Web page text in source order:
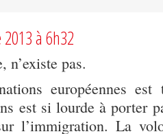
à 6h32
n’existe pas.
européennes
est si lourde à porter
l’immigration. La